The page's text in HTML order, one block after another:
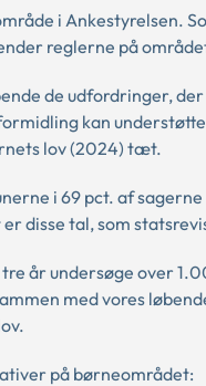
i Ankestyrelsen.
reglerne på
de udfordringer,
kan
lov (2024) tæt.
i 69 pct. af
disse tal, som
år undersøge over
med vores
på børneområdet: